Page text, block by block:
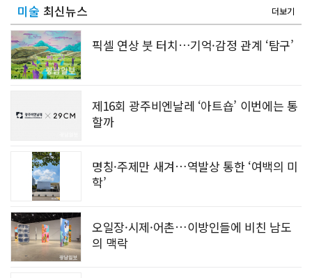
미술 최신뉴스 더보기
픽셀 연상 붓 터치…기억·감정 관계 ‘탐구’
제16회 광주비엔날레 ‘아트숍’ 이번에는 통
할까
명칭·주제만 새겨…역발상 통한 ‘여백의 미
학’
오일장·시제·어촌…이방인들에 비친 남도
의 맥락